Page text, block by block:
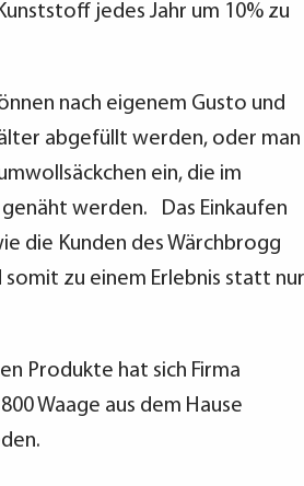
jedes Jahr um 10% zu
nach eigenem Gusto und
abgefüllt werden, oder man
ein, die im
werden. Das Einkaufen
die Kunden des Wärchbrogg
zu einem Erlebnis statt nur
Produkte hat sich Firma
Waage aus dem Hause